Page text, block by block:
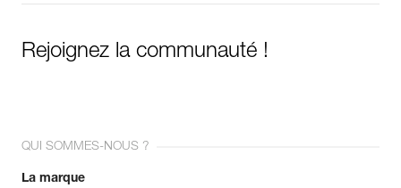
Rejoignez la communauté !
QUI SOMMES-NOUS ?
La marque